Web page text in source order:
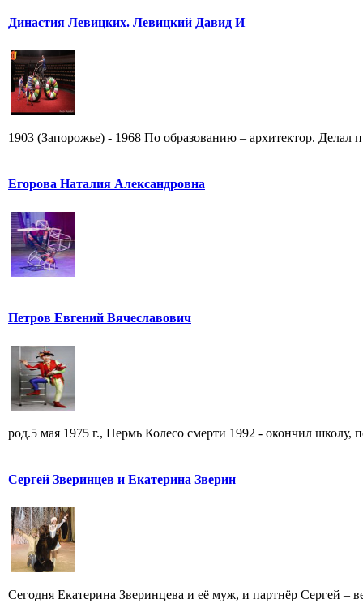
Династия Левицких. Левицкий Давид И
1903 (Запорожье) - 1968 По образованию – архитектор. Делал
Егорова Наталия Александровна
Петров Евгений Вячеславович
род.5 мая 1975 г., Пермь Колесо смерти 1992 - окончил школу,
Сергей Зверинцев и Екатерина Зверин
Сегодня Екатерина Зверинцева и её муж, и партнёр Сергей –